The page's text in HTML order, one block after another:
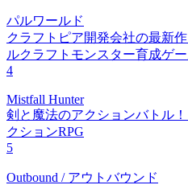
パルワールド
クラフトピア開発会社の最新
ルクラフトモンスター育成ゲ
4
Mistfall Hunter
剣と魔法のアクションバトル
クションRPG
5
Outbound / アウトバウンド